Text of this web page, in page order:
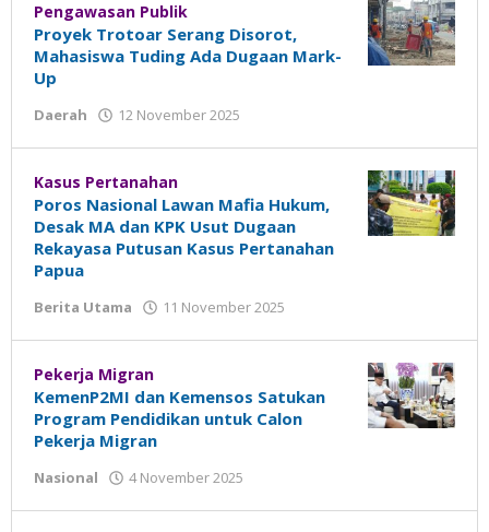
Pengawasan Publik
Proyek Trotoar Serang Disorot,
Mahasiswa Tuding Ada Dugaan Mark-
Up
Daerah 12 November 2025
Kasus Pertanahan
Poros Nasional Lawan Mafia Hukum,
Desak MA dan KPK Usut Dugaan
Rekayasa Putusan Kasus Pertanahan
Papua
Berita Utama 11 November 2025
Pekerja Migran
KemenP2MI dan Kemensos Satukan
Program Pendidikan untuk Calon
Pekerja Migran
Nasional 4 November 2025